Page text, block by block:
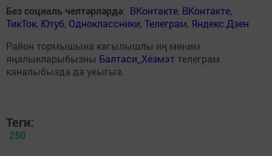
Без социаль челтәрләрдә: ВКонтакте, ВКонтакте,
ТикТок, Ютуб, Одноклассники,Телеграм, Яндекс.Дзен
Район тормышына кагылышлы иң мөһим
яңалыкларыбызны Балтаси_Хезмэт телеграм
каналыбызда да укыгыз.
Теги:
250